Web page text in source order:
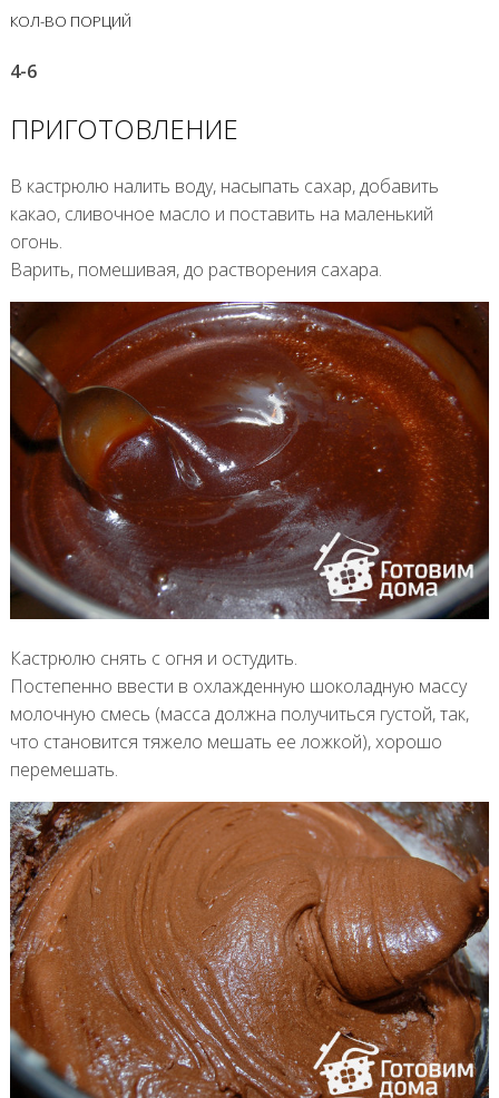
КОЛ-ВО ПОРЦИЙ
4-6
ПРИГОТОВЛЕНИЕ
В кастрюлю налить воду, насыпать сахар, добавить
какао, сливочное масло и поставить на маленький
огонь.
Варить, помешивая, до растворения сахара.
Кастрюлю снять с огня и остудить.
Постепенно ввести в охлажденную шоколадную массу
молочную смесь (масса должна получиться густой, так,
что становится тяжело мешать ее ложкой), хорошо
перемешать.